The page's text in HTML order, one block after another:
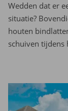
Wedden dat er
situatie?
houten
schuiven tijdens